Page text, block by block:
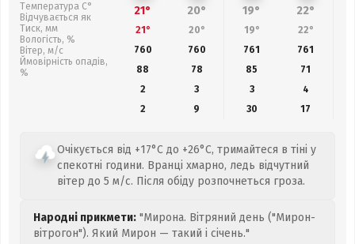
Температура С°
Відчувається як
Тиск, мм
Вологість, %
Вітер, м/с
Ймовірність опадів,
%
21° 20° 19° 22°
21° 20° 19° 22°
760
760 761 761
88
78 85 71
2
3 3
4
2
9 30 17
Очікується від +17°C до +26°C, тримайтеся в тіні у
спекотні години. Вранці хмарно, ледь відчутний
вітер до 5 м/с. Після обіду розпочнеться гроза.
Народні прикмети: "Мирона. Вітряний день ("Мирон-
вітрогон"). Який Мирон — такий і січень."